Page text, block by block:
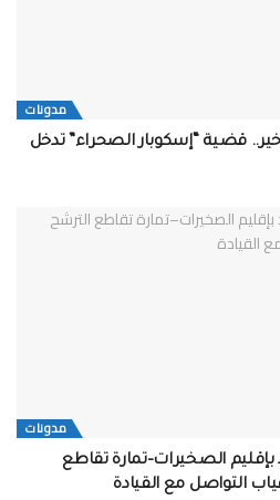
مدونات
قضية “إسكوبار الصحراء” تدخل
مدونات
بإقليم الصخيرات–تمارة تقاطع
التواصل مع القيادة